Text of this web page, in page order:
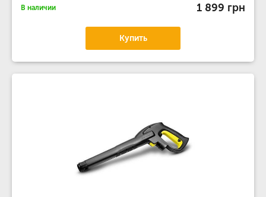
В наличии 1 899 грн
Купить